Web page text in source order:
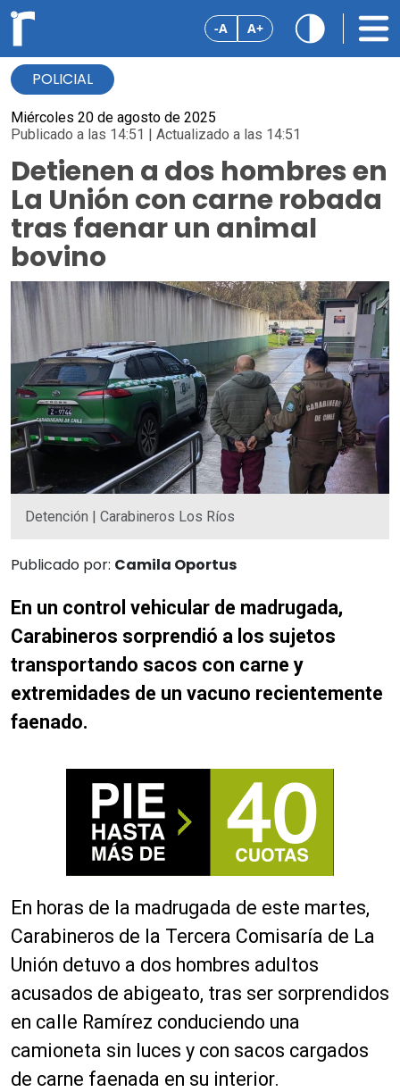
-A A+
POLICIAL
Miércoles 20 de agosto de 2025
Publicado a las 14:51 | Actualizado a las 14:51
Detienen a dos hombres en
La Unión con carne robada
tras faenar un animal
bovino
Detención | Carabineros Los Ríos
Publicado por: Camila Oportus
En un control vehicular de madrugada,
Carabineros sorprendió a los sujetos
transportando sacos con carne y
extremidades de un vacuno recientemente
faenado.
En horas de la madrugada de este martes,
Carabineros de la Tercera Comisaría de La
Unión detuvo a dos hombres adultos
acusados de abigeato, tras ser sorprendidos
en calle Ramírez conduciendo una
camioneta sin luces y con sacos cargados
de carne faenada en su interior.